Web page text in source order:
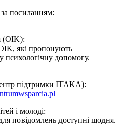
посиланням:
(OIK):
які пропонують
психологічну допомогу.
підтримки ITAKA):
і молоді:
повідомлень доступні щодня.